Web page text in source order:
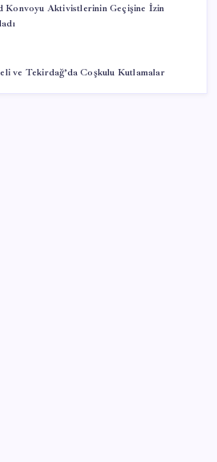
Konvoyu Aktivistlerinin Geçişine İzin
ve Tekirdağ’da Coşkulu Kutlamalar